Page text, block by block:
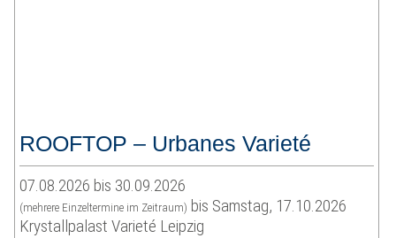
ROOFTOP – Urbanes Varieté
07.08.2026 bis 30.09.2026
(mehrere Einzeltermine im Zeitraum) bis Samstag, 17.10.2026
Krystallpalast Varieté Leipzig